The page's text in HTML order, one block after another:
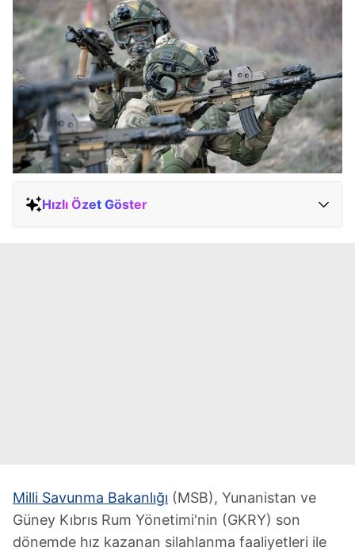
Hızlı Özet Göster
Milli Savunma Bakanlığı (MSB), Yunanistan ve
Güney Kıbrıs Rum Yönetimi'nin (GKRY) son
dönemde hız kazanan silahlanma faaliyetleri ile